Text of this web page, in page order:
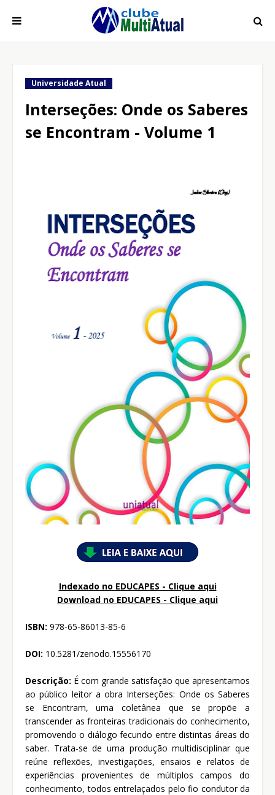
Universidade Atual
Interseções: Onde os Saberes
se Encontram - Volume 1
Indexado no EDUCAPES - Clique aqui
Download no EDUCAPES - Clique aqui
ISBN: 978-65-86013-85-6
DOI: 10.5281/zenodo.15556170
Descrição: É com grande satisfação que apresentamos
ao público leitor a obra Interseções: Onde os Saberes
se Encontram, uma coletânea que se propõe a
transcender as fronteiras tradicionais do conhecimento,
promovendo o diálogo fecundo entre distintas áreas do
saber. Trata-se de uma produção multidisciplinar que
reúne reflexões, investigações, ensaios e relatos de
experiências provenientes de múltiplos campos do
conhecimento, todos entrelaçados pelo fio condutor da